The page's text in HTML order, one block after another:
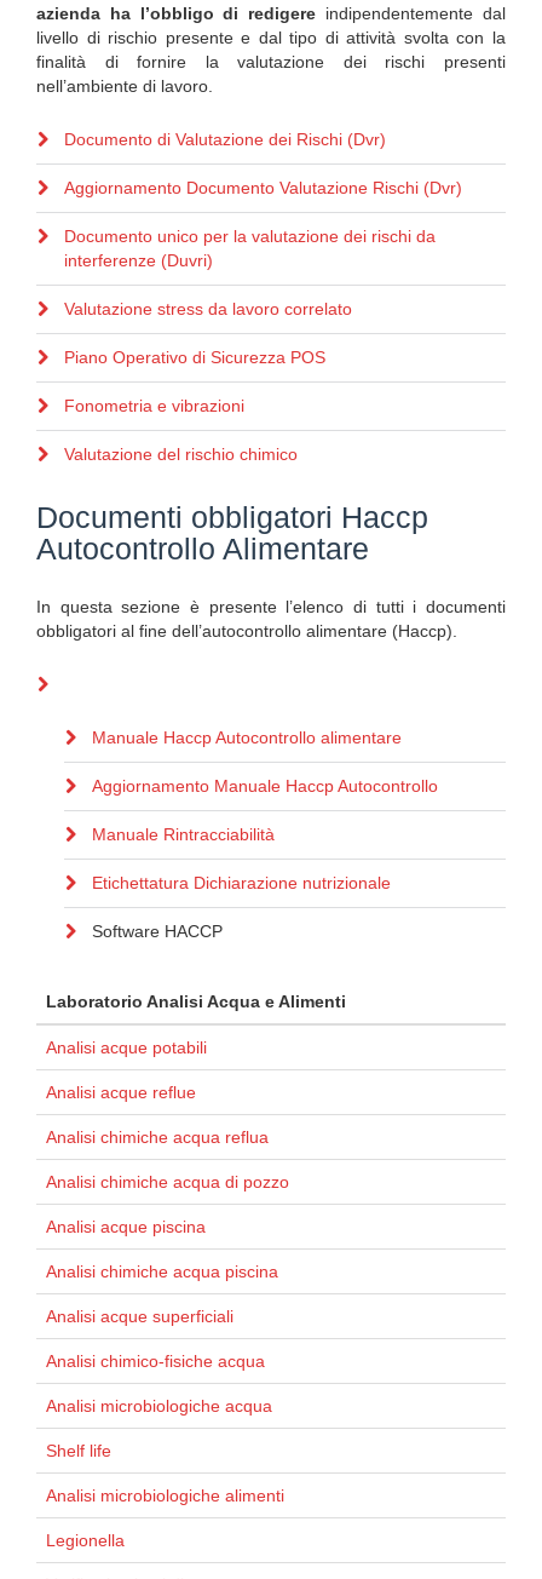
azienda ha l’obbligo di redigere indipendentemente dal
livello di rischio presente e dal tipo di attività svolta con la
finalità di fornire la valutazione dei rischi presenti
nell’ambiente di lavoro.
Documento di Valutazione dei Rischi (Dvr)
Aggiornamento Documento Valutazione Rischi (Dvr)
Documento unico per la valutazione dei rischi da
interferenze (Duvri)
Valutazione stress da lavoro correlato
Piano Operativo di Sicurezza POS
Fonometria e vibrazioni
Valutazione del rischio chimico
Documenti obbligatori Haccp
Autocontrollo Alimentare
In questa sezione è presente l’elenco di tutti i documenti
obbligatori al fine dell’autocontrollo alimentare (Haccp).
Manuale Haccp Autocontrollo alimentare
Aggiornamento Manuale Haccp Autocontrollo
Manuale Rintracciabilità
Etichettatura Dichiarazione nutrizionale
Software HACCP
Laboratorio Analisi Acqua e Alimenti
Analisi acque potabili
Analisi acque reflue
Analisi chimiche acqua reflua
Analisi chimiche acqua di pozzo
Analisi acque piscina
Analisi chimiche acqua piscina
Analisi acque superficiali
Analisi chimico-fisiche acqua
Analisi microbiologiche acqua
Shelf life
Analisi microbiologiche alimenti
Legionella